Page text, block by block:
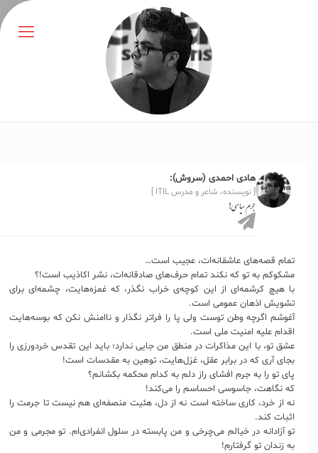
هادی احمدی (سروش):
[ نویسنده، شاعر و مدرس ITIL ]
جرم سیاسی!
تمام قصه‌های عاشقانه‌ات، عجیب است…
مشکوکم به تو که نکند تمام حرف‌های صادقانه‌ات، نشر اکاذیب است!؟
با هیچ کرشمه‌ای از این کوچه‌ی خراب نگذر، که غمزه‌هایت، چشمه‌ای برای
تشویش اذهان عمومی است.
آغوشم اگرچه وطن توست ولی پا را فراتر نگذار و ناامنش نکن که بوسه‌هایت
اقدام علیه امنیت ملی است.
عشق تو، با این مذاکرات در منطق من جایی ندارد؛ باید این تقدس خردورزی را
بجای آری که در برابر عقل، غزل‌هایت، توهین به مقدسات است!
پای تو را به جرم افشای راز دلم به کدام محکمه بکشانم؟
که نگاهت، جاسوسی احساسم را می‌کند!
نه از خرد، کاری ساخته است نه از دل، هئیت منصفه‌ای هم نیست تا جرمت را
اثبات کند.
تو آزادانه در خیالم می‌چرخی و من پابسته در سلول انفرادی‌ام. تو مجرمی و من
به زندان تو گرفتارم!